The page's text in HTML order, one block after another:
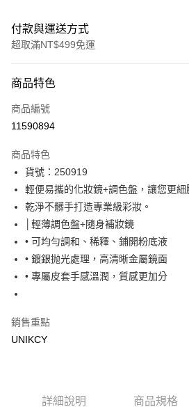
付款與運送方式
超取滿NT$499免運
icash Pay
信用卡一次付款
LINE Pay
Apple Pay
街口支付
悠遊付
Google Pay
7-11取貨付款［需3-5個工作天不含預購商
商品特色
商品編號
11590894
商品特色
貨號：250919
輕便易攜的化妝鏡+調色盤，讓您更細
乾淨不髒手打造專業級彩妝。
│輕薄調色盤+隨身補妝鏡
• 可均勻調和、稀釋、鋪開粉底液
• 鍍銀抛光處理，高清晰金屬鏡面
• 專屬皮套手感溫潤，質感更加分
銷售重點
UNIKCY
詳細說明 商品規格